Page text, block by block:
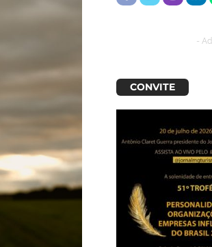
-
CONVITE